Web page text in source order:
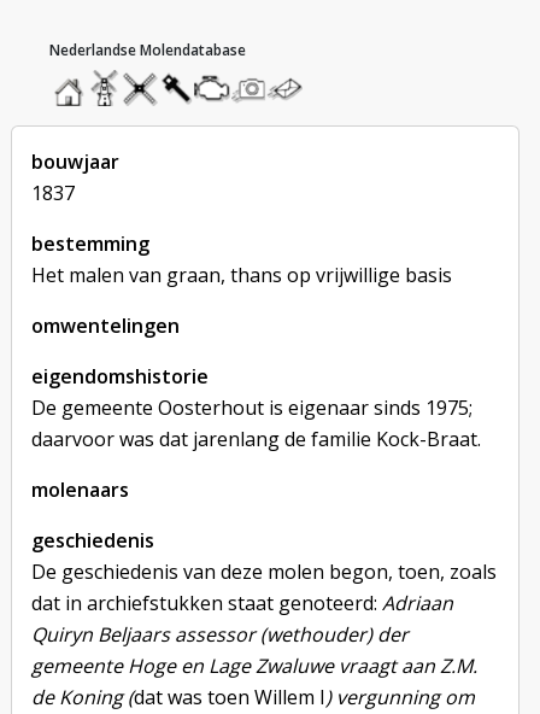
homemolendatabase
roedendatabase
assendatabase
motorendatabase
stuur
een
foto
stuur
een
bericht
bouwjaar
1837
bestemming
Het malen van graan, thans op vrijwillige basis
omwentelingen
eigendomshistorie
De gemeente Oosterhout is eigenaar sinds 1975;
daarvoor was dat jarenlang de familie Kock-Braat.
molenaars
geschiedenis
De geschiedenis van deze molen begon, toen, zoals
dat in archiefstukken staat genoteerd: Adriaan
Quiryn Beljaars assessor (wethouder) der
gemeente Hoge en Lage Zwaluwe vraagt aan Z.M.
de Koning (dat was toen Willem I) vergunning om